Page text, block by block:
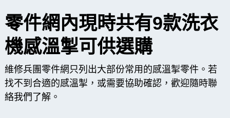
零件網內現時共有9款洗衣
機感溫掣可供選購
維修兵團零件網只列出大部份常用的感溫掣零件。若
找不到合適的感溫掣，或需要協助確認，歡迎隨時聯
絡我們了解。